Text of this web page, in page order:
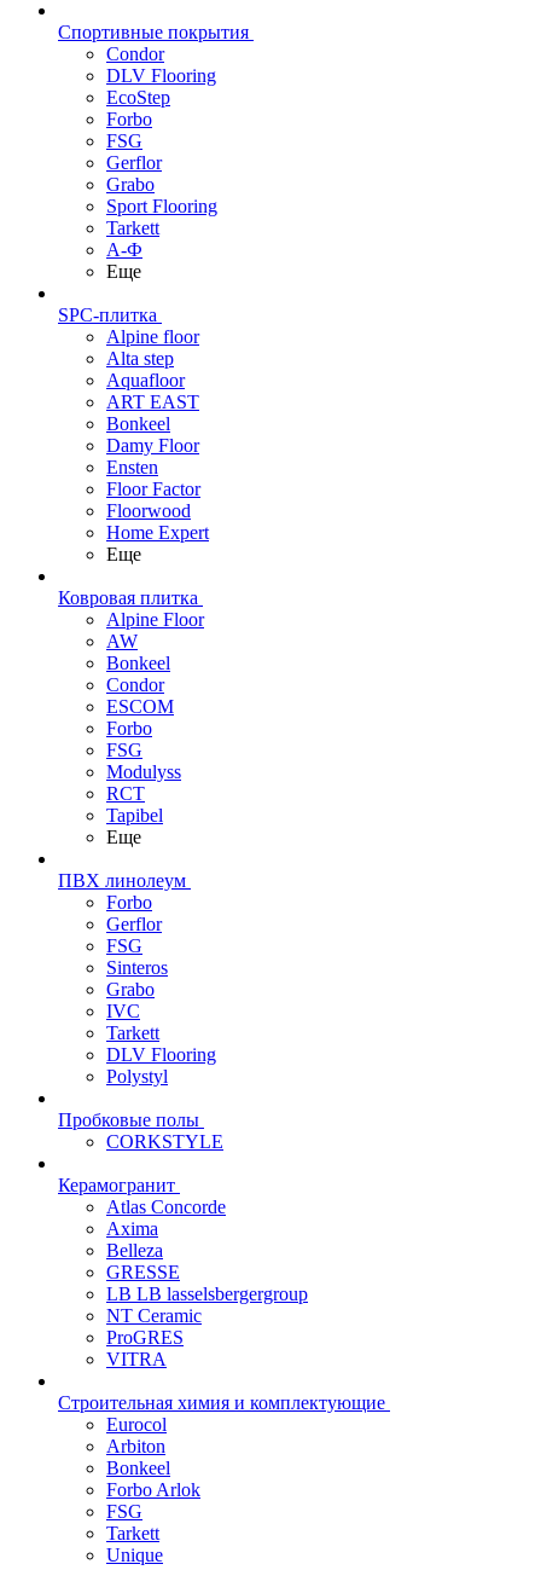
Спортивные покрытия
Condor
DLV Flooring
EcoStep
Forbo
FSG
Gerflor
Grabo
Sport Flooring
Tarkett
А-Ф
Еще
SPC-плитка
Alpine floor
Alta step
Aquafloor
ART EAST
Bonkeel
Damy Floor
Ensten
Floor Factor
Floorwood
Home Expert
Еще
Ковровая плитка
Alpine Floor
AW
Bonkeel
Condor
ESCOM
Forbo
FSG
Modulyss
RCT
Tapibel
Еще
ПВХ линолеум
Forbo
Gerflor
FSG
Sinteros
Grabo
IVC
Tarkett
DLV Flooring
Polystyl
Пробковые полы
CORKSTYLE
Керамогранит
Atlas Concorde
Axima
Belleza
GRESSE
LB LB lasselsbergergroup
NT Ceramic
ProGRES
VITRA
Строительная химия и комплектующие
Eurocol
Arbiton
Bonkeel
Forbo Arlok
FSG
Tarkett
Unique